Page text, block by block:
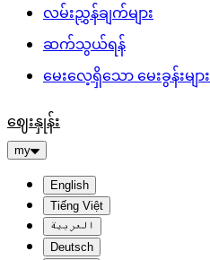
လမ်းညွှန်ချက်များ
ဆက်သွယ်ရန်
မေးလေ့ရှိသော မေးခွန်းများ
ဈေးနှုန်း
my
English
Tiếng Việt
العربية
Deutsch